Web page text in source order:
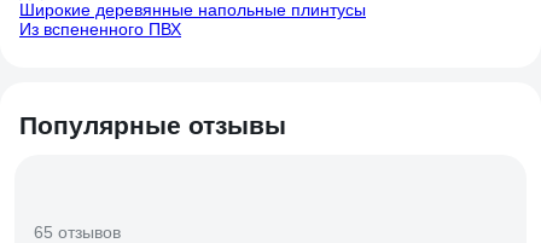
Широкие деревянные напольные плинтусы
Из вспененного ПВХ
Популярные отзывы
65 отзывов